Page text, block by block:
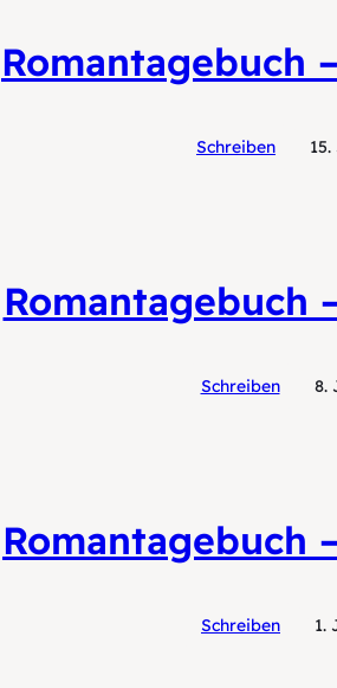
Romantagebuch
Schreiben
Romantagebuch
Schreiben 8.
Romantagebuch
Schreiben 1.